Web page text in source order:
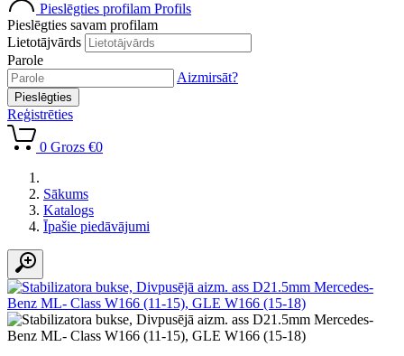
Pieslēgties profilam Profils
Pieslēgties savam profilam
Lietotājvārds
Parole
Aizmirsāt?
Pieslēgties
Reģistrēties
0 Grozs €0
Sākums
Katalogs
Īpašie piedāvājumi